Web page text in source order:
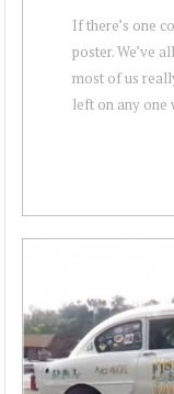
If there’s one
poster. We’ve
most of us
left on any one